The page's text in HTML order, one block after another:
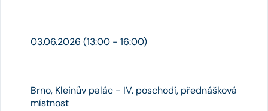
03.06.2026 (13:00 - 16:00)
Brno, Kleinův palác - IV. poschodí, přednášková
místnost